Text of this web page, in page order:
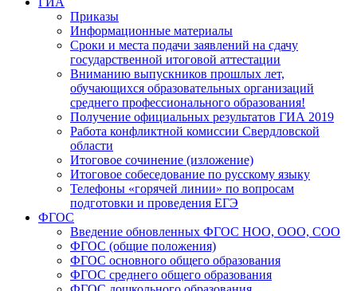
Приказы
Информационные материалы
Сроки и места подачи заявлений на сдачу
государственной итоговой аттестации
Вниманию выпускников прошлых лет,
обучающихся образовательных организаций
среднего профессионального образования!
Получение официальных результатов ГИА 2019
Работа конфликтной комиссии Свердловской
области
Итоговое сочинение (изложение)
Итоговое собеседование по русскому языку
Телефоны «горячей линии» по вопросам
подготовки и проведения ЕГЭ
ФГОС
Введение обновленных ФГОС НОО, ООО, СОО
ФГОС (общие положения)
ФГОС основного общего образования
ФГОС среднего общего образования